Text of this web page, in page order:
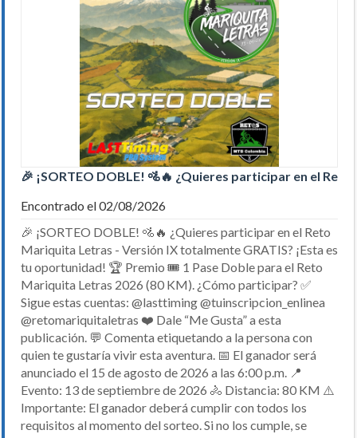
🎉 ¡SORTEO DOBLE! 🚵🔥 ¿Quieres participar en el Re
Encontrado el 02/08/2026
🎉 ¡SORTEO DOBLE! 🚵🔥 ¿Quieres participar en el Reto
Mariquita Letras - Versión IX totalmente GRATIS? ¡Esta es
tu oportunidad! 🏆 Premio 🎟️ 1 Pase Doble para el Reto
Mariquita Letras 2026 (80 KM). ¿Cómo participar? ✅
Sigue estas cuentas: @lasttiming @tuinscripcion_enlinea
@retomariquitaletras ❤️ Dale “Me Gusta” a esta
publicación. 💬 Comenta etiquetando a la persona con
quien te gustaría vivir esta aventura. 📅 El ganador será
anunciado el 15 de agosto de 2026 a las 6:00 p.m. 📍
Evento: 13 de septiembre de 2026 🚴 Distancia: 80 KM ⚠️
Importante: El ganador deberá cumplir con todos los
requisitos al momento del sorteo. Si no los cumple, se